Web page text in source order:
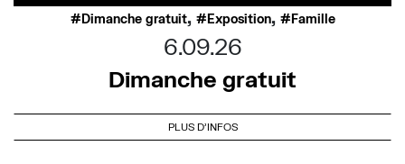
Dimanche gratuit, Exposition, Famille
6.09.26
Dimanche gratuit
PLUS D'INFOS